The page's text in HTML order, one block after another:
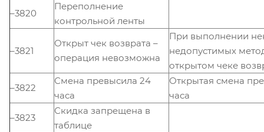
–3820
Переполнение
контрольной ленты
–3821
Открыт чек возврата –
операция невозможна
При выполнении
недопустимых
открытом чеке
–3822
Смена превысила 24
часа
Открытая смена
часа
–3823
Скидка запрещена в
таблице